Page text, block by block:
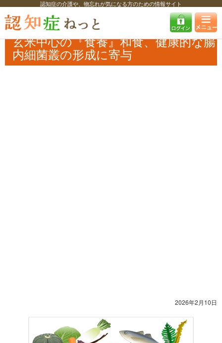
認知症の介護や、物忘れが気になる方のための情報サイト
認知症ねっと 認知症最新ニュース 学術・調査
玄米中心の『食養』和
食、健康的な腸内細菌叢の形成に寄与
玄米中心の『食養』和食、健康的な腸
内細菌叢の形成に寄与
2026年2月10日